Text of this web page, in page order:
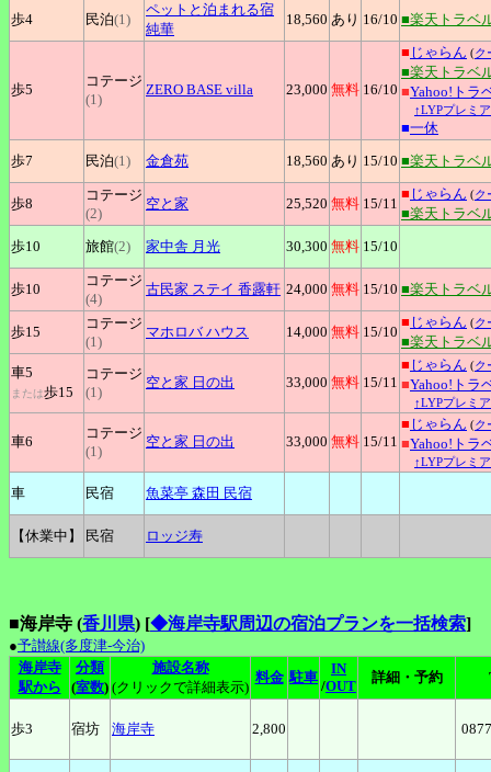
歩4
民泊(1)
ペットと泊まれる宿
純華
18,560 あり 16/10 ■楽天トラベ
歩5
コテージ
(1)
ZERO BASE villa 23,000 無料 16/10
■ じゃらん (ク
■楽天トラベ
■Yahoo!トラ
↑LYPプレミ
■一休
歩7
民泊(1) 金倉苑 18,560 あり 15/10 ■楽天トラベ
歩8
コテージ
(2)
空と家 25,520 無料 15/11
■ じゃらん (ク
■楽天トラベ
歩10
旅館(2) 家中舎 月光 30,300 無料 15/10
歩10
コテージ
(4)
古民家 ステイ 香露軒 24,000 無料 15/10 ■楽天トラベ
歩15
コテージ
(1)
マホロバハウス 14,000 無料 15/10
■ じゃらん (ク
■楽天トラベ
車5
または歩15
コテージ
(1)
空と家 日の出 33,000 無料 15/11
■ じゃらん (ク
■Yahoo!トラ
↑LYPプレミ
車6
コテージ
(1)
空と家 日の出 33,000 無料 15/11
■ じゃらん (ク
■Yahoo!トラ
↑LYPプレミ
車 民宿 魚菜亭 森田 民宿
【休業中】 民宿 ロッジ寿
■海岸寺 (香川県) [◆海岸寺駅周辺の宿泊プランを一括検索]
●予讃線(多度津-今治)
海岸寺
駅から
分類
(室数)
施設名称
(クリックで詳細表示)
料金 駐車
IN
/OUT
詳細・予約
歩3 宿坊 海岸寺 2,800